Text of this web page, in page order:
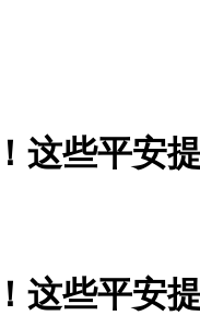
这些平安
这些平安